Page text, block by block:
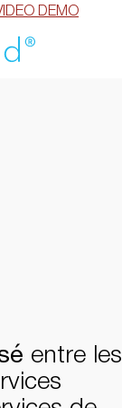
StreamMind
DEMO
entre les